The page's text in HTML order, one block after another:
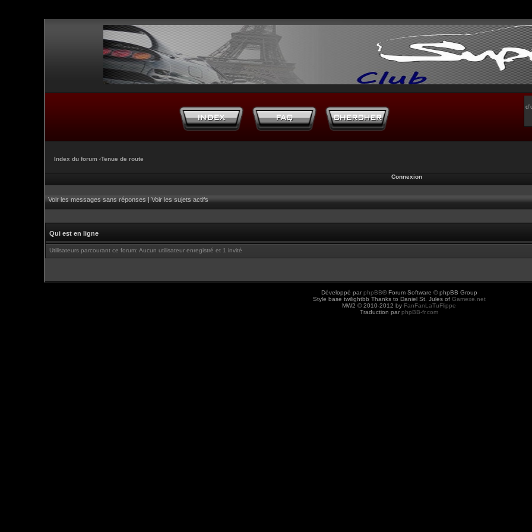
Index du forum ‹Tenue de route
Connexion
Voir les messages sans réponses|Voir les sujets actifs
Qui est en ligne
Utilisateurs parcourant ce forum: Aucun utilisateur enregistré et 1 invité
Développé par phpBB® Forum Software © phpBB Group
Style base twilightbb Thanks to Daniel St. Jules of Gamexe.net
MW2 © 2010-2012 by FanFanLaTuFlippe
Traduction par phpBB-fr.com